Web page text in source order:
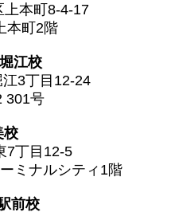
上本町8-4-17
本町2階
江校
3丁目12-24
301号
校
7丁目12-5
ミナルシティ1階
前校